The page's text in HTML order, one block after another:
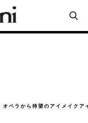
オペラから待望のアイメイク